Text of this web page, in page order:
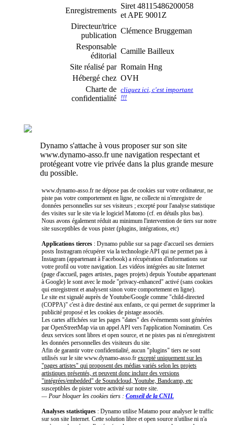
Enregistrements
Siret 48115486200058
et APE 9001Z
Directeur/trice
publication
Clémence Bruggeman
Responsable
éditorial
Camille Bailleux
Site réalisé par Romain Hng
Hébergé chez OVH
Charte de
confidentialité
cliquez ici, c'est important
!!!
Dynamo s'attache à vous proposer sur son site
www.dynamo-asso.fr une navigation respectant et
protégeant votre vie privée dans la plus grande mesure
du possible.
www.dynamo-asso.fr ne dépose pas de cookies sur votre ordinateur, ne
piste pas votre comportement en ligne, ne collecte ni n'enregistre de
données personnelles sur ses visiteurs ; excepté pour l'analyse statistique
des visites sur le site via le logiciel Matomo (cf. en détails plus bas).
Nous avons également réduit au minimum l'intervention de tiers sur notre
site susceptibles de vous pister (plugins, intégrations, etc)
Applications tierces : Dynamo publie sur sa page d'accueil ses derniers
posts Instragram récupérer via la technologie API qui ne permet pas à
Instagram (appartenant à Facebook) a récupération d'informations sur
votre profil ou votre navigation. Les vidéos intégrées au site Internet
(page d'accueil, pages artistes, pages projets) depuis Youtube appartenant
à Google) le sont avec le mode "privacy-enhanced" activé (sans cookies
qui enregistrent et analysent sinon votre comportement en ligne).
Le site est signalé auprès de Youtube/Google comme "child-directed
(COPPA)" c'est à dire destiné aux enfants, ce qui permet de supprimer la
publicité proposé et les cookies de pistage associés.
Les cartes affichées sur les pages "dates" des événements sont générées
par OpenStreetMap via un appel API vers l'application Nominatim. Ces
deux services sont libres et open source, et ne pistes pas ni n'enregistrent
les données personnelles des visiteurs du site.
Afin de garantir votre confidentialité, aucun "plugins" tiers ne sont
utilisés sur le site www.dynamo-asso.fr excepté uniquement sur les
"pages artistes" qui proposent des médias variés selon les projets
artistiques présentés, et peuvent donc inclure des versions
"intégrées/embedded" de Soundcloud, Youtube, Bandcamp, etc
susceptibles de pister votre activité sur notre site.
— Pour bloquer les cookies tiers : Conseil de la CNIL
Analyses statistiques : Dynamo utilise Matamo pour analyser le traffic
sur son site Internet. Cette solution libre et open source n'utilise ni n'a